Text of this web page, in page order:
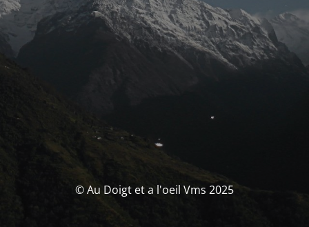
© Au Doigt et a l'oeil Vms 2025